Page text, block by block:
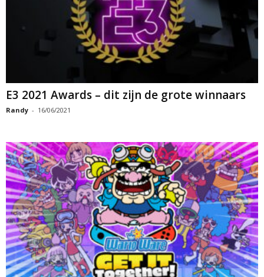
E3 2021 Awards – dit zijn de grote winnaars
Randy - 16/06/2021